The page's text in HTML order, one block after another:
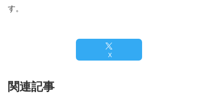
す。
X
関連記事